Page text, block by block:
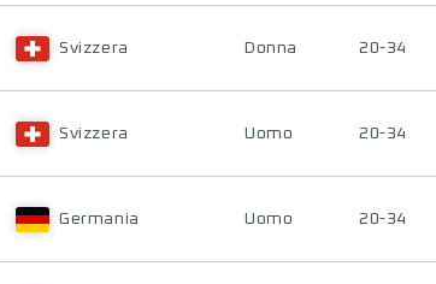
Svizzera Donna 20-34
Svizzera Uomo 20-34
Germania Uomo 20-34